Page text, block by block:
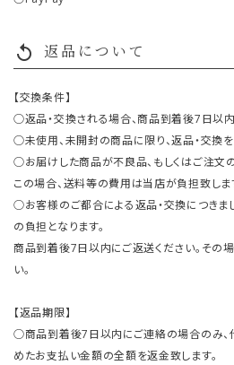
replay 返品について
【交換条件】
○返品・交換される場合、商品到着後7日以内
○未使用、未開封の商品に限り、返品・交換を
○お届けした商品が不良品、もしくはご注文
この場合、送料等の費用は当店が負担致しま
○お客様のご都合による返品・交換につきま
の負担となります。
商品到着後7日以内にご返送ください。その
い。
【返品期限】
○商品到着後7日以内にご連絡の場合のみ、
めたお支払い金額の全額を返金致します。